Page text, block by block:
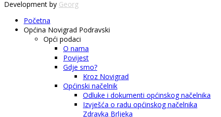
Development by Georg
Početna
Općina Novigrad Podravski
Opći podaci
O nama
Povijest
Gdje smo?
Kroz Novigrad
Općinski načelnik
Odluke i dokumenti općinskog načelnika
Izvješća o radu općinskog načelnika
Zdravka Brljeka